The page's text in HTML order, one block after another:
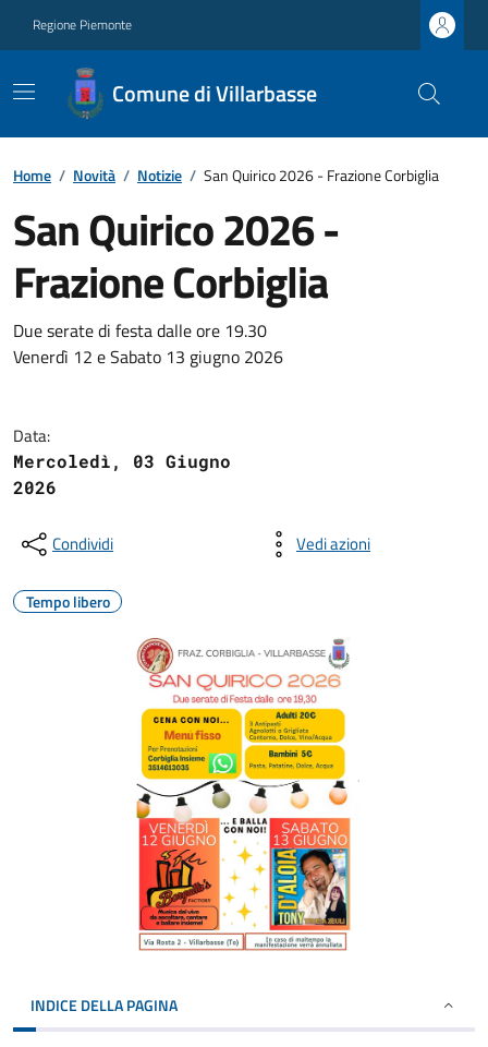
Regione Piemonte
Comune di Villarbasse
Home / Novità / Notizie / San Quirico 2026 - Frazione Corbiglia
San Quirico 2026 -
Frazione Corbiglia
Due serate di festa dalle ore 19.30
Venerdì 12 e Sabato 13 giugno 2026
Data:
Mercoledì, 03 Giugno
2026
Condividi Vedi azioni
Tempo libero
INDICE DELLA PAGINA